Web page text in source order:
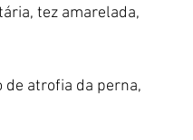
tez amarelada,
de atrofia da perna,